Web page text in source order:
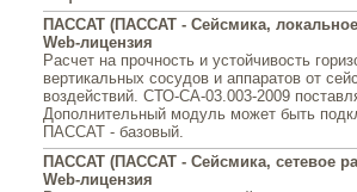
ПАССАТ (ПАССАТ - Сейсмика,
Web-лицензия
Расчет на прочность и устойчивость
вертикальных сосудов и аппаратов от
воздействий. СТО-СА-03.003-2009
Дополнительный модуль может быть
ПАССАТ - базовый.
ПАССАТ (ПАССАТ - Сейсмика, сетевое
Web-лицензия